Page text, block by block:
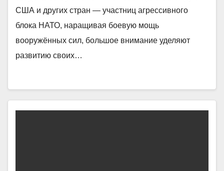
США и других стран — участниц агрессивного
блока НАТО, наращивая боевую мощь
вооружённых сил, большое внимание уделяют
развитию своих…